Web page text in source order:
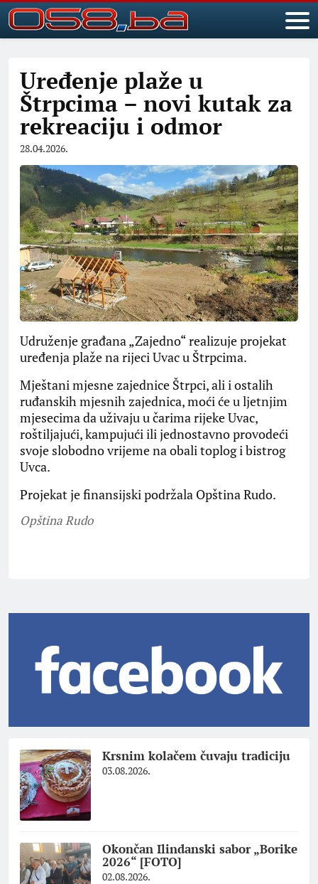
Uređenje plaže u
Štrpcima – novi kutak za
rekreaciju i odmor
28.04.2026.
Udruženje građana „Zajedno“ realizuje projekat
uređenja plaže na rijeci Uvac u Štrpcima.
Mještani mjesne zajednice Štrpci, ali i ostalih
ruđanskih mjesnih zajednica, moći će u ljetnjim
mjesecima da uživaju u čarima rijeke Uvac,
roštiljajući, kampujući ili jednostavno provodeći
svoje slobodno vrijeme na obali toplog i bistrog
Uvca.
Projekat je finansijski podržala Opština Rudo.
Opština Rudo
Krsnim kolačem čuvaju tradiciju
03.08.2026.
Okončan Ilindanski sabor „Borike
2026“ [FOTO]
02.08.2026.